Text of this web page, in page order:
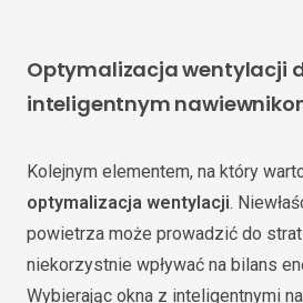
Optymalizacja wentylacji
inteligentnym
Kolejnym elementem, na który
optymalizacja wentylacji.
powietrza może prowadzić do strat
niekorzystnie wpływać na bilans
Wybierając okna z inteligentnymi